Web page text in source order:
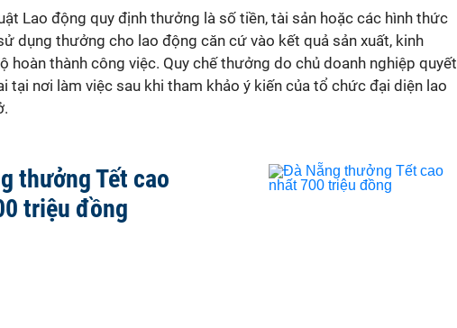
Lao động quy định thưởng là số tiền, tài sản hoặc các hình thức
dụng thưởng cho lao động căn cứ vào kết quả sản xuất, kinh
hoàn thành công việc. Quy chế thưởng do chủ doanh nghiệp quyết
tại nơi làm việc sau khi tham khảo ý kiến của tổ chức đại diện lao
thưởng Tết cao
triệu đồng